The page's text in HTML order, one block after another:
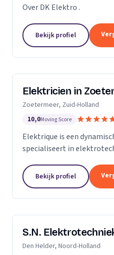
Over DK Elektro .
Bekijk profiel
Elektricien in
Zoetermeer, Zuid-Holland
10,0Moving Score
Elektrique is een
specialiseert in
klanttevredenheid, streven
groot of...
Bekijk profiel
S.N.
Den Helder, Noord-Holland